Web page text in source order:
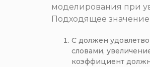
моделирования при
Подходящее
C должен
словами,
коэффициент